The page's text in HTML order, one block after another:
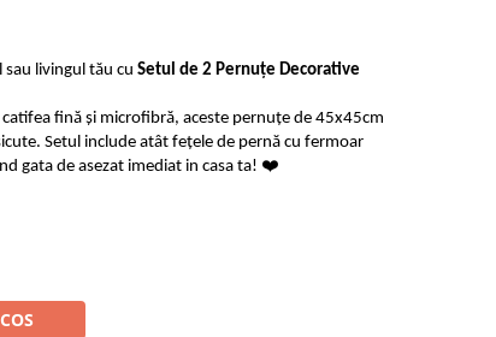
livingul tău cu Setul de 2 Pernuțe Decorative
fină și microfibră, aceste pernuțe de 45x45cm
Setul include atât fețele de pernă cu fermoar
gata de asezat imediat in casa ta! ❤️